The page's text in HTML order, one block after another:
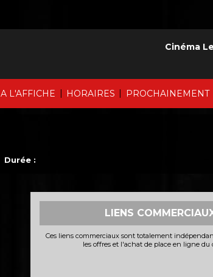
A L'AFFICHE | HORAIRES | PROCHAINEMENT
Cinéma
Durée :
LIENS
Ces liens commerciaux sont totalement
les offres et l'achat de place en ligne du